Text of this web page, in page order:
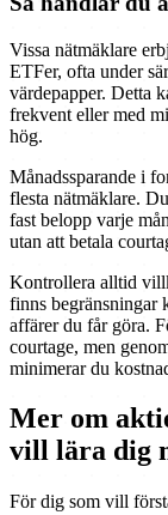
Vissa nätmäklare
ETFer, ofta under
värdepapper. Detta
frekvent eller med
hög.
Månadssparande i
flesta nätmäklare.
fast belopp varje
utan att betala
Kontrollera alltid
finns begränsningar
affärer du får göra.
courtage, men
minimerar du
Mer om
vill lära dig
För dig som vill